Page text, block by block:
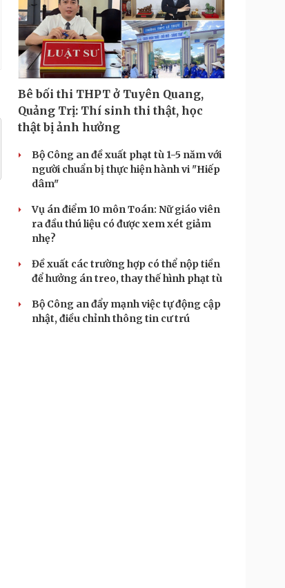
Bê bối thi THPT ở Tuyên Quang,
Quảng Trị: Thí sinh thi thật, học
thật bị ảnh hưởng
Bộ Công an đề xuất phạt tù 1-5 năm với
người chuẩn bị thực hiện hành vi "Hiếp
dâm"
Vụ án điểm 10 môn Toán: Nữ giáo viên
ra đầu thú liệu có được xem xét giảm
nhẹ?
Đề xuất các trường hợp có thể nộp tiền
để hưởng án treo, thay thế hình phạt tù
Bộ Công an đẩy mạnh việc tự động cập
nhật, điều chỉnh thông tin cư trú